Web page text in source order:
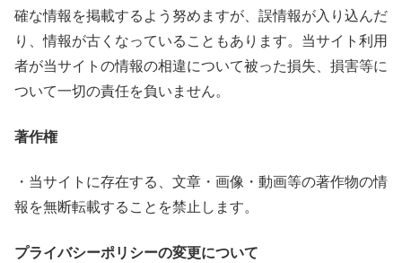
確な情報を掲載するよう努めますが、誤情報が入り込んだ
り、情報が古くなっていることもあります。当サイト利用
者が当サイトの情報の相違について被った損失、損害等に
ついて一切の責任を負いません。
著作権
・当サイトに存在する、文章・画像・動画等の著作物の情
報を無断転載することを禁止します。
プライバシーポリシーの変更について